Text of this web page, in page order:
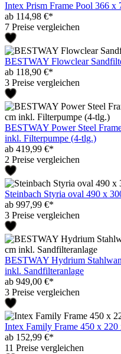
Intex Prism Frame Pool 366 x
ab 114,98 €*
7 Preise vergleichen
BESTWAY Flowclear
ab 118,90 €*
3 Preise vergleichen
BESTWAY Power Steel
inkl. Filterpumpe (4-tlg.)
ab 419,99 €*
2 Preise vergleichen
Steinbach Styria oval 490 x
ab 997,99 €*
3 Preise vergleichen
BESTWAY Hydrium
inkl. Sandfilteranlage
ab 949,00 €*
3 Preise vergleichen
Intex Family Frame 450 x
ab 152,99 €*
11 Preise vergleichen